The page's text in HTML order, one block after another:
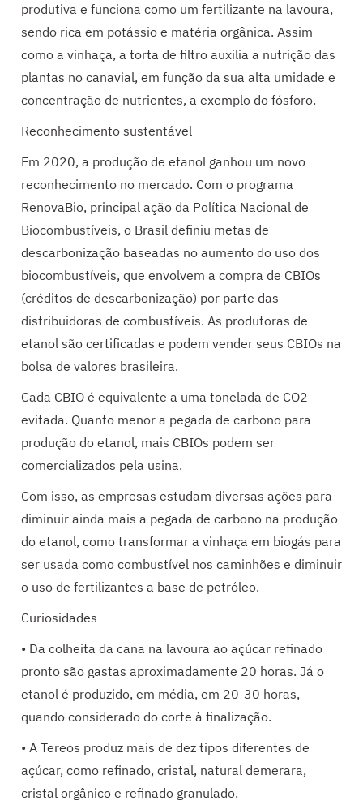
produtiva e funciona como um fertilizante na lavoura,
sendo rica em potássio e matéria orgânica. Assim
como a vinhaça, a torta de filtro auxilia a nutrição das
plantas no canavial, em função da sua alta umidade e
concentração de nutrientes, a exemplo do fósforo.
Reconhecimento sustentável
Em 2020, a produção de etanol ganhou um novo
reconhecimento no mercado. Com o programa
RenovaBio, principal ação da Política Nacional de
Biocombustíveis, o Brasil definiu metas de
descarbonização baseadas no aumento do uso dos
biocombustíveis, que envolvem a compra de CBIOs
(créditos de descarbonização) por parte das
distribuidoras de combustíveis. As produtoras de
etanol são certificadas e podem vender seus CBIOs na
bolsa de valores brasileira.
Cada CBIO é equivalente a uma tonelada de CO2
evitada. Quanto menor a pegada de carbono para
produção do etanol, mais CBIOs podem ser
comercializados pela usina.
Com isso, as empresas estudam diversas ações para
diminuir ainda mais a pegada de carbono na produção
do etanol, como transformar a vinhaça em biogás para
ser usada como combustível nos caminhões e diminuir
o uso de fertilizantes a base de petróleo.
Curiosidades
• Da colheita da cana na lavoura ao açúcar refinado
pronto são gastas aproximadamente 20 horas. Já o
etanol é produzido, em média, em 20-30 horas,
quando considerado do corte à finalização.
• A Tereos produz mais de dez tipos diferentes de
açúcar, como refinado, cristal, natural demerara,
cristal orgânico e refinado granulado.